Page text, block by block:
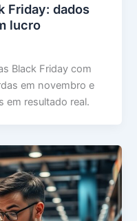
Friday: dados
lucro
Black Friday com
em novembro e
em resultado real.